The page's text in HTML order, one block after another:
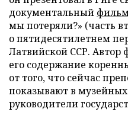
документальный
мы потеряли?» (часть
о пятидесятилетнем
Латвийской ССР. Автор
его содержание
от того, что сейчас
показывают в музейных
руководители